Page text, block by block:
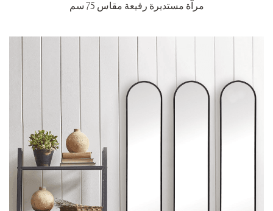
مرآة مستديرة رفيعة مقاس 75 سم